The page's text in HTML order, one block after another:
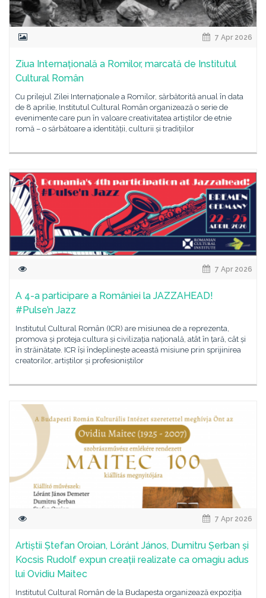
7 Apr 2026
Ziua Internațională a Romilor, marcată de Institutul
Cultural Român
Cu prilejul Zilei Internaționale a Romilor, sărbătorită anual în data
de 8 aprilie, Institutul Cultural Român organizează o serie de
evenimente care pun în valoare creativitatea artiștilor de etnie
romă – o sărbătoare a identității, culturii și tradițiilor
7 Apr 2026
A 4-a participare a României la JAZZAHEAD!
#Pulse’n Jazz
Institutul Cultural Român (ICR) are misiunea de a reprezenta,
promova și proteja cultura și civilizația națională, atât în țară, cât și
în străinătate. ICR își îndeplinește această misiune prin sprijinirea
creatorilor, artiștilor și profesioniștilor
7 Apr 2026
Artiștii Ștefan Oroian, Lóránt János, Dumitru Șerban și
Kocsis Rudolf expun creații realizate ca omagiu adus
lui Ovidiu Maitec
Institutul Cultural Român de la Budapesta organizează expoziția